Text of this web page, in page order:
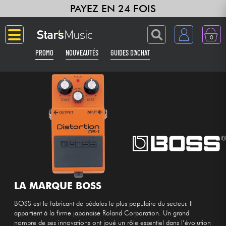
PAYEZ EN 24 FOIS
0
PROMO NOUVEAUTÉS GUIDES D'ACHAT
Guitares & Basses
Amplis & Effets
Synthés & Sampleurs
Home Studio
LA MARQUE BOSS
BOSS est le fabricant de pédales le plus populaire du secteur. Il
appartient à la firme japonaise Roland Corporation. Un grand
nombre de ses innovations ont joué un rôle essentiel dans l’évolution